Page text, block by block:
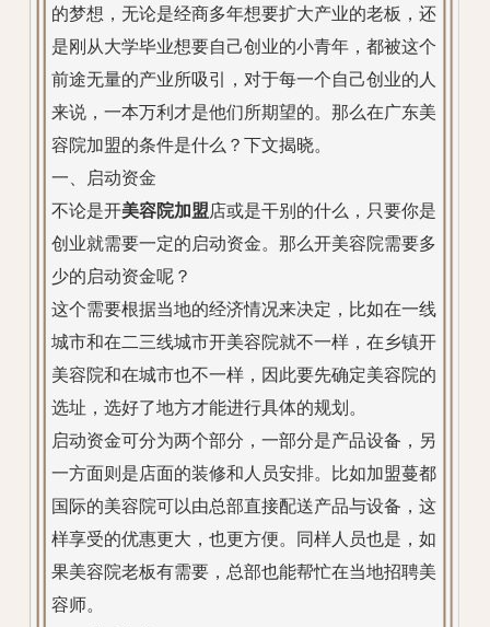
的梦想，无论是经商多年想要扩大产业的老板，还
是刚从大学毕业想要自己创业的小青年，都被这个
前途无量的产业所吸引，对于每一个自己创业的人
来说，一本万利才是他们所期望的。那么在广东美
容院加盟的条件是什么？下文揭晓。
一、启动资金
不论是开美容院加盟店或是干别的什么，只要你是
创业就需要一定的启动资金。那么开美容院需要多
少的启动资金呢？
这个需要根据当地的经济情况来决定，比如在一线
城市和在二三线城市开美容院就不一样，在乡镇开
美容院和在城市也不一样，因此要先确定美容院的
选址，选好了地方才能进行具体的规划。
启动资金可分为两个部分，一部分是产品设备，另
一方面则是店面的装修和人员安排。比如加盟蔓都
国际的美容院可以由总部直接配送产品与设备，这
样享受的优惠更大，也更方便。同样人员也是，如
果美容院老板有需要，总部也能帮忙在当地招聘美
容师。